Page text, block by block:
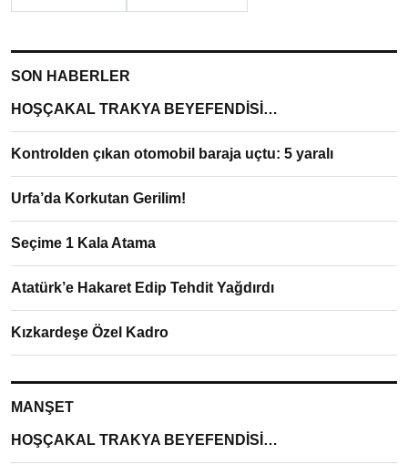
SON HABERLER
HOŞÇAKAL TRAKYA BEYEFENDİSİ…
Kontrolden çıkan otomobil baraja uçtu: 5 yaralı
Urfa’da Korkutan Gerilim!
Seçime 1 Kala Atama
Atatürk’e Hakaret Edip Tehdit Yağdırdı
Kızkardeşe Özel Kadro
MANŞET
HOŞÇAKAL TRAKYA BEYEFENDİSİ…